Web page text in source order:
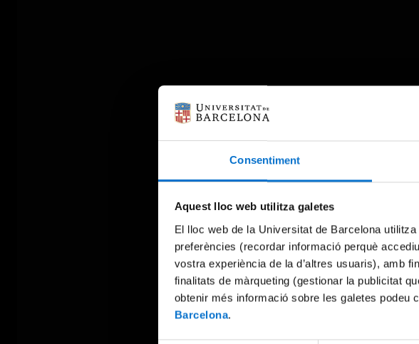
Consentiment
Aquest lloc web utilitza galetes
El lloc web de la Universitat de Barcelona
preferències (recordar informació perquè
vostra experiència de la d’altres usuaris), amb
finalitats de màrqueting (gestionar la publicitat
obtenir més informació sobre les galetes podeu
Barcelona.
An